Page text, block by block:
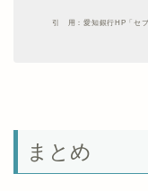
引 用：愛知銀行HP「セブ
まとめ